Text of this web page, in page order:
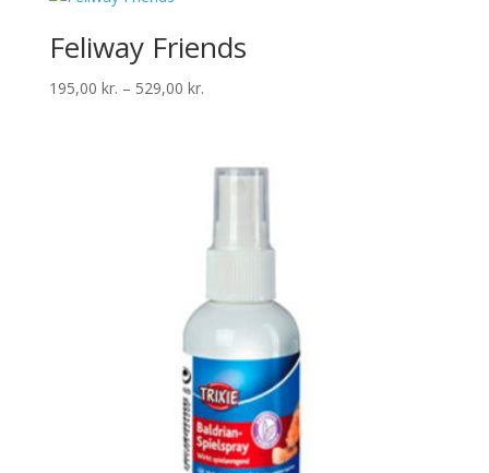
Feliway Friends
195,00 kr. – 529,00 kr.Prisinterval:
529,00 kr.